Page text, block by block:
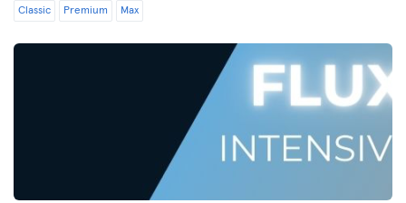
Classic Premium Max